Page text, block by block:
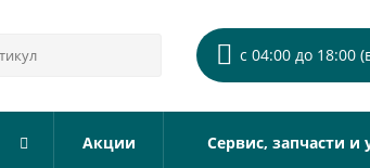
с 04:00 до 18:00
Акции Сервис, запчасти и